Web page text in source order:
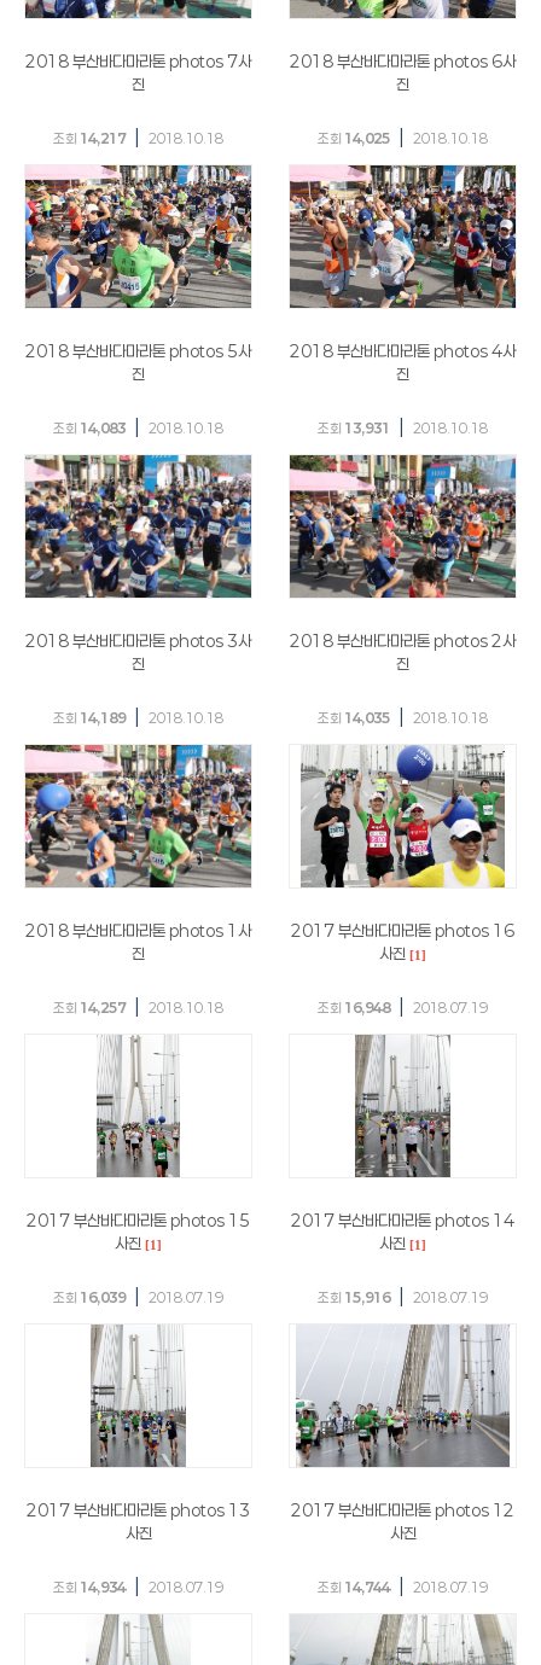
2018 부산바다마라톤 photos 7사
진
조회 14,217 2018.10.18
2018 부산바다마라톤 photos 6사
진
조회 14,025 2018.10.18
2018 부산바다마라톤 photos 5사
진
조회 14,083 2018.10.18
2018 부산바다마라톤 photos 4사
진
조회 13,931 2018.10.18
2018 부산바다마라톤 photos 3사
진
조회 14,189 2018.10.18
2018 부산바다마라톤 photos 2사
진
조회 14,035 2018.10.18
2018 부산바다마라톤 photos 1사
진
조회 14,257 2018.10.18
2017 부산바다마라톤 photos 16
사진 [1]
조회 16,948 2018.07.19
2017 부산바다마라톤 photos 15
사진 [1]
조회 16,039 2018.07.19
2017 부산바다마라톤 photos 14
사진 [1]
조회 15,916 2018.07.19
2017 부산바다마라톤 photos 13
사진
조회 14,934 2018.07.19
2017 부산바다마라톤 photos 12
사진
조회 14,744 2018.07.19